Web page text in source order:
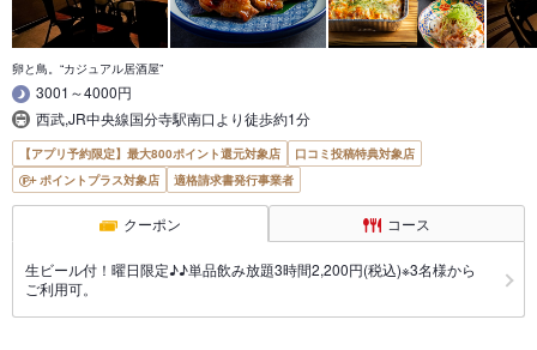
卵と鳥。“カジュアル居酒屋”
3001～4000円
西武,JR中央線国分寺駅南口より徒歩約1分
【アプリ予約限定】最大800ポイント還元対象店
口コミ投稿特典対象店
ポイントプラス対象店
適格請求書発行事業者
クーポン コース
生ビール付！曜日限定♪♪単品飲み放題3時間2,200円(税込)※3名様から
ご利用可。